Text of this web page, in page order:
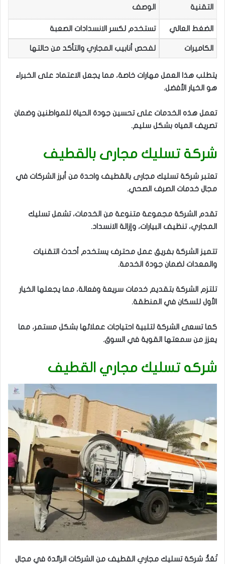
التقنية الوصف
الضغط العالي تستخدم لكسر الانسدادات الصعبة
الكاميرات لفحص أنابيب المجاري والتأكد من حالتها
يتطلب هذا العمل مهارات خاصة، مما يجعل الاعتماد على الخبراء
هو الخيار الأفضل.
تعمل هذه الخدمات على تحسين جودة الحياة للمواطنين وضمان
تصريف المياه بشكل سليم.
شركة تسليك مجارى بالقطيف
تعتبر شركة تسليك مجارى بالقطيف واحدة من أبرز الشركات في
مجال خدمات الصرف الصحي.
تقدم الشركة مجموعة متنوعة من الخدمات، تشمل تسليك
المجاري، تنظيف البيارات، وإزالة الانسداد.
تتميز الشركة بفريق عمل محترف يستخدم أحدث التقنيات
والمعدات لضمان جودة الخدمة.
تلتزم الشركة بتقديم خدمات سريعة وفعالة، مما يجعلها الخيار
الأول للسكان في المنطقة.
كما تسعى الشركة لتلبية احتياجات عملائها بشكل مستمر، مما
يعزز من سمعتها القوية في السوق.
شركه تسليك مجاري القطيف
تُعَدُّ شركة تسليك مجاري القطيف من الشركات الرائدة في مجال